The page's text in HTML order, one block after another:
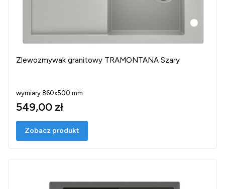
Zlewozmywak granitowy TRAMONTANA Szary
wymiary 860x500 mm
549,00 zł
Zobacz produkt